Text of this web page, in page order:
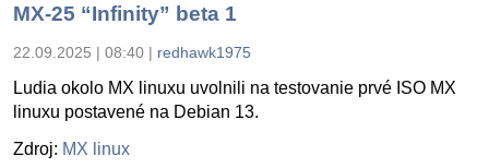
MX-25 “Infinity” beta 1
22.09.2025 | 08:40 | redhawk1975
Ludia okolo MX linuxu uvolnili na testovanie prvé ISO MX
linuxu postavené na Debian 13.
Zdroj: MX linux